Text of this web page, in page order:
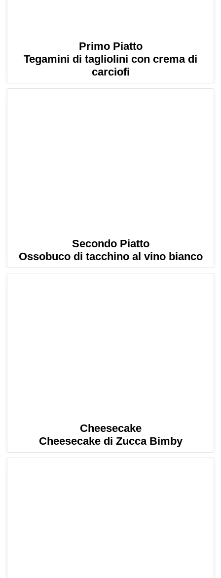
Primo Piatto
Tegamini di tagliolini con crema di
carciofi
Secondo Piatto
Ossobuco di tacchino al vino bianco
Cheesecake
Cheesecake di Zucca Bimby